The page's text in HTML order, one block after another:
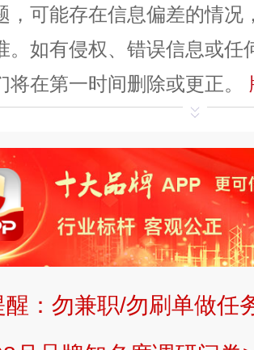
，可能存在信息偏差的情况
。如有侵权、错误信息或任
将在第一时间删除或更正。
平台自有内容（文字
等）知识产权归本站所
载、商用。本站不生产产
不招商、不提供中介服务。
买的观点或意见，页面信息
： 快速提交发布>> 提交品
醒：勿兼职/勿刷单做任